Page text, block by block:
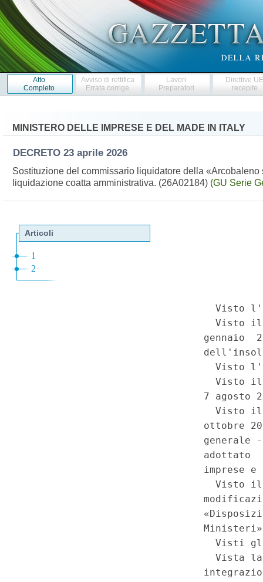
Atto
Completo
Avviso di rettifica
Errata corrige
Lavori
Preparatori
Direttive
recepite
MINISTERO DELLE IMPRESE E DEL MADE IN ITALY
DECRETO 23 aprile 2026
Sostituzione del commissario liquidatore della
liquidazione coatta amministrativa. (26A02184) (GU Serie